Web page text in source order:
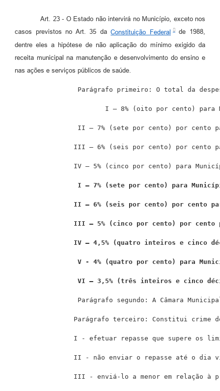
Art. 23 - O Estado não intervirá no Município, exceto nos
casos previstos no Art. 35 daConstituição Federal
de 1988,
dentre eles a hipótese de não aplicação do mínimo exigido da
receita municipal na manutenção e desenvolvimento do ensino e
nas ações e serviços públicos de saúde.
Parágrafo primeiro: O total da despesa do
I – 8% (oito por cento) para Municípios
II – 7% (sete por cento) por cento para
III – 6% (seis por cento) por cento para
IV – 5% (cinco por cento) para Municípios
I – 7% (sete por cento) para Municípios
II – 6% (seis por cento) por cento para
III – 5% (cinco por cento) por cento para
IV – 4,5% (quatro inteiros e cinco décimos por
V - 4% (quatro por cento) para Municípios
VI – 3,5% (três inteiros e cinco décimos por
Parágrafo segundo: A Câmara Municipal não
Parágrafo terceiro: Constitui crime de
I - efetuar repasse que supere os
II - não enviar o repasse até o dia vinte
III - enviá-lo a menor em relação à